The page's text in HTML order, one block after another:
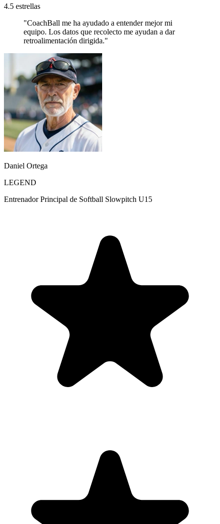
4.5 estrellas
"CoachBall me ha ayudado a entender mejor mi
equipo. Los datos que recolecto me ayudan a dar
retroalimentación dirigida."
Daniel Ortega
LEGEND
Entrenador Principal de Softball Slowpitch U15